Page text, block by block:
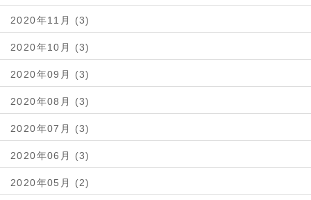
2020年11月 (3)
2020年10月 (3)
2020年09月 (3)
2020年08月 (3)
2020年07月 (3)
2020年06月 (3)
2020年05月 (2)